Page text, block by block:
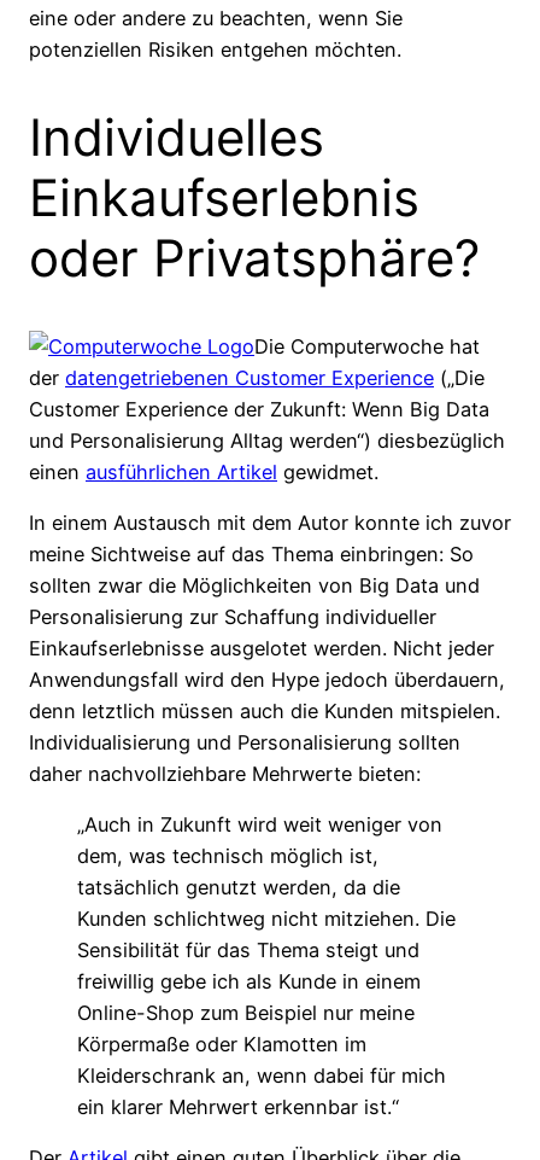
eine oder andere zu beachten, wenn Sie
potenziellen Risiken entgehen möchten.
Individuelles
Einkaufserlebnis
oder Privatsphäre?
Die Computerwoche hat
der datengetriebenen Customer Experience („Die
Customer Experience der Zukunft: Wenn Big Data
und Personalisierung Alltag werden“) diesbezüglich
einen ausführlichen Artikel gewidmet.
In einem Austausch mit dem Autor konnte ich zuvor
meine Sichtweise auf das Thema einbringen: So
sollten zwar die Möglichkeiten von Big Data und
Personalisierung zur Schaffung individueller
Einkaufserlebnisse ausgelotet werden. Nicht jeder
Anwendungsfall wird den Hype jedoch überdauern,
denn letztlich müssen auch die Kunden mitspielen.
Individualisierung und Personalisierung sollten
daher nachvollziehbare Mehrwerte bieten:
„Auch in Zukunft wird weit weniger von
dem, was technisch möglich ist,
tatsächlich genutzt werden, da die
Kunden schlichtweg nicht mitziehen. Die
Sensibilität für das Thema steigt und
freiwillig gebe ich als Kunde in einem
Online-Shop zum Beispiel nur meine
Körpermaße oder Klamotten im
Kleiderschrank an, wenn dabei für mich
ein klarer Mehrwert erkennbar ist.“